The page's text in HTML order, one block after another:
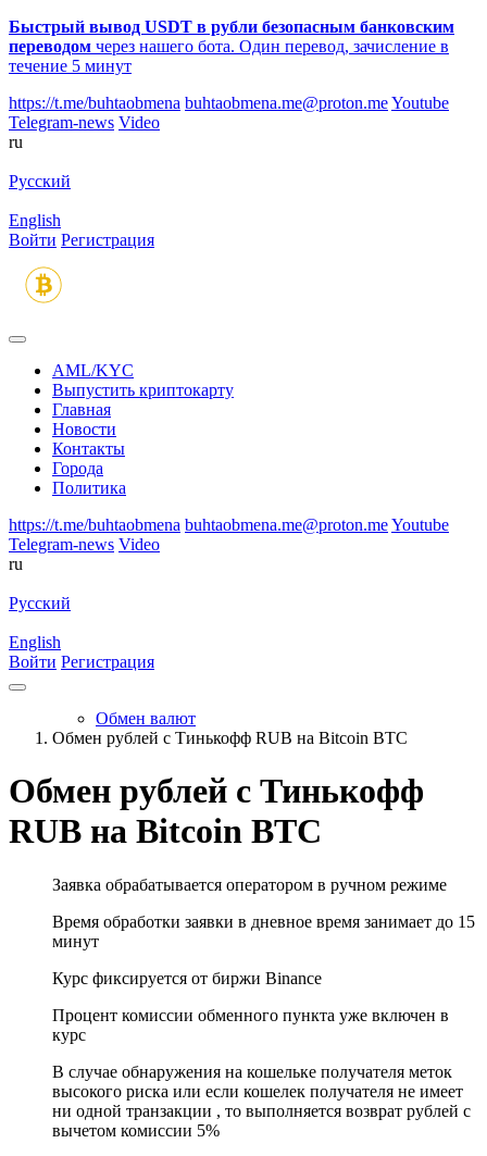
Быстрый вывод USDT в рубли безопасным банковским
переводом через нашего бота. Один перевод, зачисление в
течение 5 минут
https://t.me/buhtaobmena buhtaobmena.me@proton.meYoutube
Telegram-news Video
ru
Русский
English
Войти Регистрация
AML/KYC
Выпустить криптокарту
Главная
Новости
Контакты
Города
Политика
https://t.me/buhtaobmena buhtaobmena.me@proton.meYoutube
Telegram-news Video
ru
Русский
English
Войти Регистрация
Обмен валют
Обмен рублей с Тинькофф RUB на Bitcoin BTC
Обмен рублей с Тинькофф
RUB на Bitcoin BTC
Заявка обрабатывается оператором в ручном режиме
Время обработки заявки в дневное время занимает до 15
минут
Курс фиксируется от биржи Binance
Процент комиссии обменного пункта уже включен в
курс
В случае обнаружения на кошельке получателя меток
высокого риска или если кошелек получателя не имеет
ни одной транзакции , то выполняется возврат рублей с
вычетом комиссии 5%